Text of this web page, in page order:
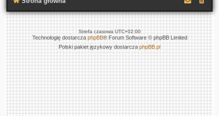
Strefa czasowa UTC+02:00
Technologię dostarcza phpBB® Forum Software © phpBB Limited
Polski pakiet językowy dostarcza phpBB.pl